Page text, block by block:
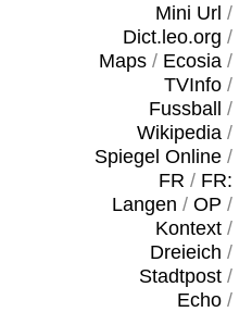
Mini Url /
Dict.leo.org /
Maps/ Ecosia/
TVInfo/
Fussball
/
Wikipedia/
Spiegel Online/
FR / FR:
Langen / OP /
Kontext/
Dreieich /
Stadtpost/
Echo/